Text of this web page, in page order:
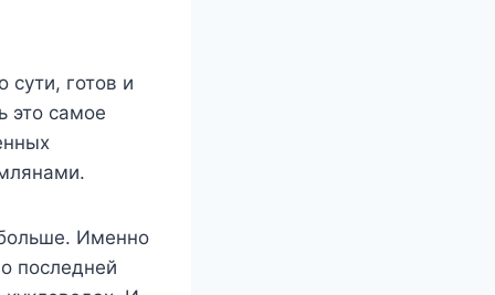
сути, готов и
это самое
Именно
последней